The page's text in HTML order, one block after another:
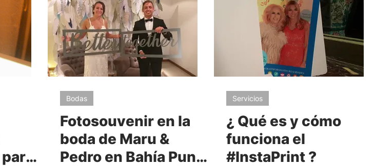
Novias
Bodas
Fotosouvenir en la
boda de Maru &
Pedro en Bahía Punta
Servicios
¿ Qué es y cómo
funciona el
#InstaPrint ?